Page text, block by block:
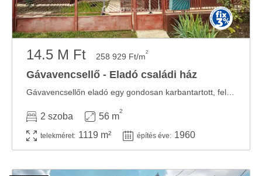
14.5 M Ft 258 929 Ft/m2
Gávavencsellő - Eladó családi ház
2 szoba 56 m
2
telekméret: 1119 m² építés éve: 1960